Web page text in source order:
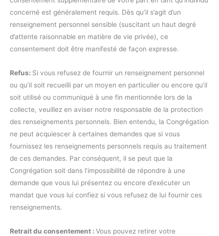
concerné est généralement requis. Dès qu’il s’agit d’un
renseignement personnel sensible (suscitant un haut degré
d’attente raisonnable en matière de vie privée), ce
consentement doit être manifesté de façon expresse.
Refus: Si vous refusez de fournir un renseignement personnel
ou qu’il soit recueilli par un moyen en particulier ou encore qu’il
soit utilisé ou communiqué à une fin mentionnée lors de la
collecte, veuillez en aviser notre responsable de la protection
des renseignements personnels. Bien entendu, la Congrégation
ne peut acquiescer à certaines demandes que si vous
fournissez les renseignements personnels requis au traitement
de ces demandes. Par conséquent, il se peut que la
Congrégation soit dans l’impossibilité de répondre à une
demande que vous lui présentez ou encore d’exécuter un
mandat que vous lui confiez si vous refusez de lui fournir ces
renseignements.
Retrait du consentement : Vous pouvez retirer votre